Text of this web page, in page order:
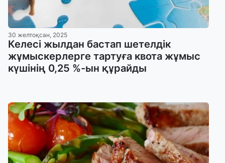
30 желтоқсан, 2025
Келесі жылдан бастап шетелдік
жұмыскерлерге тартуға квота жұмыс
күшінің 0,25 %-ын құрайды